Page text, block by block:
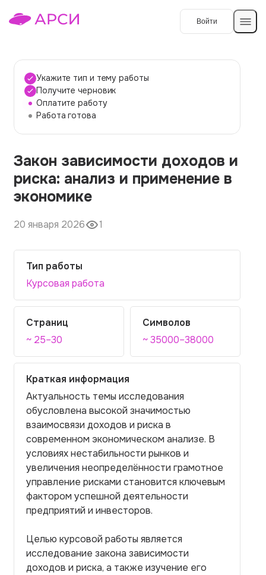
Войти
Темы работ
О сервисе
О компании
Наши гарантии
Вопросы и ответы
Контакты
Укажите тип и тему работы
Получите черновик
Оплатите работу
Работа готова
Закон зависимости доходов и
риска: анализ и применение в
экономике
20 января 2026 1
Тип работы
Курсовая работа
Страниц
~ 25–30
Символов
~ 35000–38000
Краткая информация
Актуальность темы исследования
обусловлена высокой значимостью
взаимосвязи доходов и риска в
современном экономическом анализе. В
условиях нестабильности рынков и
увеличения неопределённости грамотное
управление рисками становится ключевым
фактором успешной деятельности
предприятий и инвесторов.
Целью курсовой работы является
исследование закона зависимости
доходов и риска, а также изучение его